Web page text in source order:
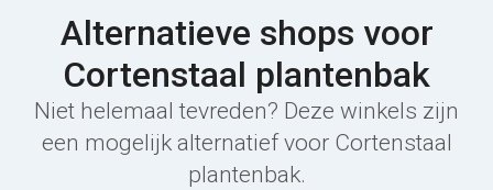
Alternatieve shops voor
Cortenstaal plantenbak
Niet helemaal tevreden? Deze winkels zijn
een mogelijk alternatief voor Cortenstaal
plantenbak.